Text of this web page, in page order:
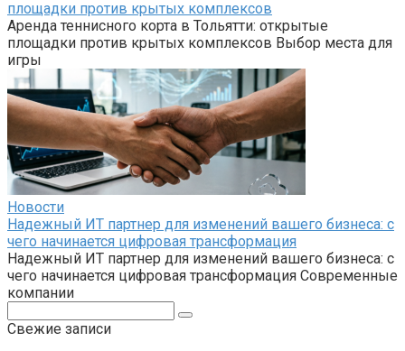
площадки против крытых комплексов
Аренда теннисного корта в Тольятти: открытые
площадки против крытых комплексов Выбор места для
игры
Новости
Надежный ИТ партнер для изменений вашего бизнеса: с
чего начинается цифровая трансформация
Надежный ИТ партнер для изменений вашего бизнеса: с
чего начинается цифровая трансформация Современные
компании
Свежие записи